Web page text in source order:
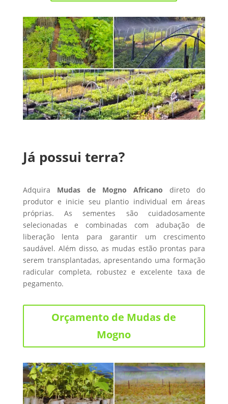
Já possui terra?
Adquira Mudas de Mogno Africano direto do
produtor e inicie seu plantio individual em áreas
próprias. As sementes são cuidadosamente
selecionadas e combinadas com adubação de
liberação lenta para garantir um crescimento
saudável. Além disso, as mudas estão prontas para
serem transplantadas, apresentando uma formação
radicular completa, robustez e excelente taxa de
pegamento.
Orçamento de Mudas de
Mogno